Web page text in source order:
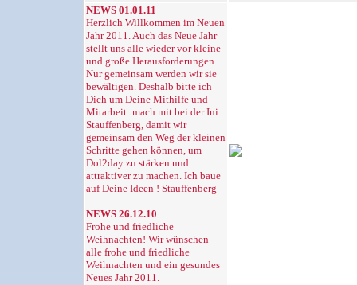
NEWS 01.01.11
Herzlich Willkommen im Neuen
Jahr 2011. Auch das Neue Jahr
stellt uns alle wieder vor kleine
und große Herausforderungen.
Nur gemeinsam werden wir sie
bewältigen. Deshalb bitte ich
Dich um Deine Mithilfe und
Mitarbeit: mach mit bei der Ini
Stauffenberg, damit wir
gemeinsam den Weg der kleinen
Schritte gehen können, um
Dol2day zu stärken und
attraktiver zu machen. Ich baue
auf Deine Ideen ! Stauffenberg
NEWS 26.12.10
Frohe und friedliche
Weihnachten! Wir wünschen
alle frohe und friedliche
Weihnachten und ein gesundes
Neues Jahr 2011.